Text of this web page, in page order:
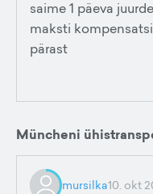
saime 1 päeva
maksti
pärast
Müncheni
mursilka10. okt